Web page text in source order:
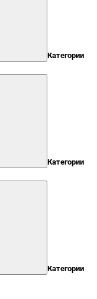
Категории
Категории
Категории